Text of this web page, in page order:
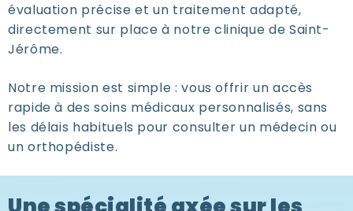
évaluation précise et un traitement adapté,
directement sur place à notre clinique de Saint-
Jérôme.
Notre mission est simple : vous offrir un accès
rapide à dessoins médicaux personnalisés, sans
les délais habituels pour consulter un médecin ou
un orthopédiste.